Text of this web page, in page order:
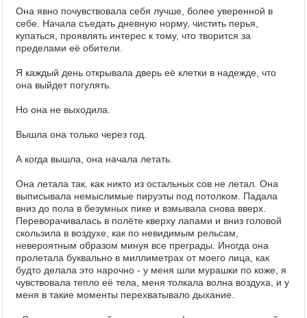
Она явно почувствовала себя лучше, более уверенной в
себе. Начала съедать дневную норму, чистить перья,
купаться, проявлять интерес к тому, что творится за
пределами её обители.
Я каждый день открывала дверь её клетки в надежде, что
она выйдет погулять.
Но она не выходила.
Вышла она только через год.
А когда вышла, она начала летать.
Она летала так, как никто из остальных сов не летал. Она
выписывала немыслимые пируэты под потолком. Падала
вниз до пола в безумных пике и взмывала снова вверх.
Переворачивалась в полёте кверху лапами и вниз головой
скользила в воздухе, как по невидимым рельсам,
невероятным образом минуя все преграды. Иногда она
пролетала буквально в миллиметрах от моего лица, как
будто делала это нарочно - у меня шли мурашки по коже, я
чувствовала тепло её тела, меня толкала волна воздуха, и у
меня в такие моменты перехватывало дыхание.